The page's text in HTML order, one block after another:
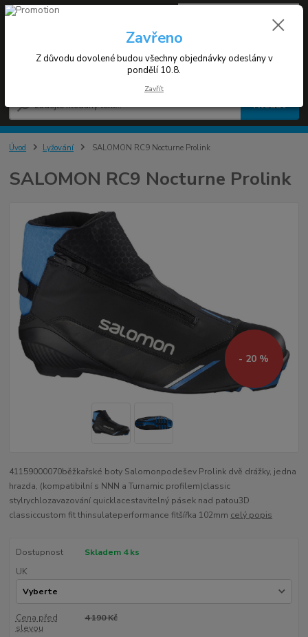
Menu
Hledat
+420 608 030 119
0 Kč
Úvod Lyžování SALOMON RC9 Nocturne Prolink
SALOMON RC9 Nocturne Prolink
- 20 %
41159000070běžkařské boty Salomonpodešev Prolink dvě drážky, jedna
hrazda, (kompatibilní s NNN a Turnamic profilem)classic
stylrychlozavazování quicklacestavitelný pásek nad patou3D
classiccustom fit thinsulateperformance fitšířka 102mm celý popis
Dostupnost
Skladem 4 ks
UK
Cena před
slevou
4 190 Kč
Zavřeno
Z důvodu dovolené budou všechny objednávky odeslány v
pondělí 10.8.
Zavřít